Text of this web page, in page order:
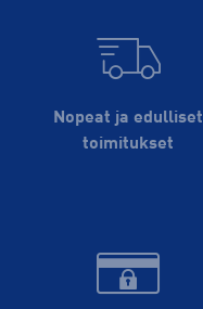
Nopeat ja edulliset
toimitukset